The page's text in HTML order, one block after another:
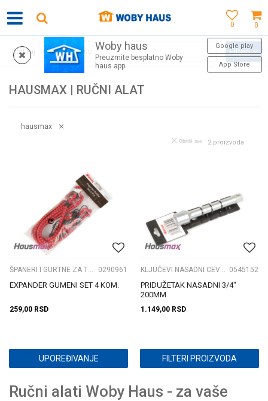
0
0
Woby haus
Preuzmite besplatno Woby
haus app
Google play
App Store
SIGURNO PLAĆANJE PLATNIM KARTICAMA
HAUSMAX | RUČNI ALAT
Sortiraj Filteri
hausmax
2proizvoda
Obriši sve
0290961
EXPANDER GUMENI SET 4 KOM.
259,00 RSD
0545152
PRIDUŽETAK NASADNI 3/4"
200MM
1.149,00 RSD
UPOREĐIVANJE FILTERI PROIZVODA
Ručni alati Woby Haus - za vaše